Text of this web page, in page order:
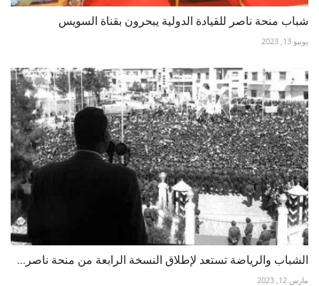
شباب منحة ناصر للقيادة الدولية يبحرون بقناة السويس
يونيو 13, 2023
الشباب والرياضة تستعد لإطلاق النسخة الرابعة من منحة ناصر...
مارس 12, 2023